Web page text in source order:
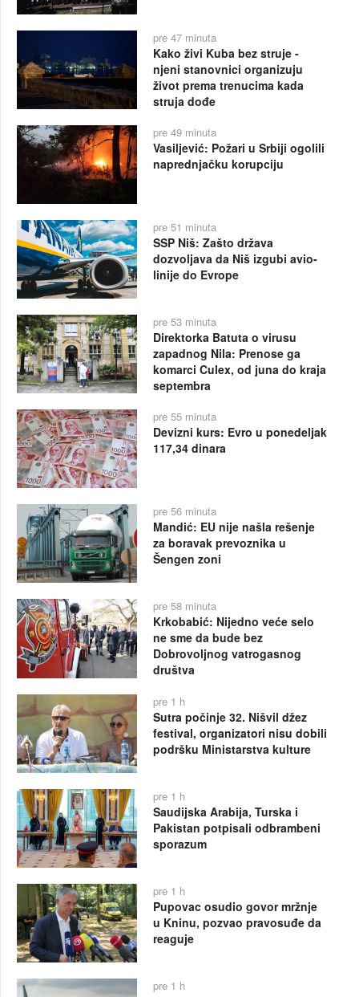
pre 47 minuta
Kako živi Kuba bez struje -
njeni stanovnici organizuju
život prema trenucima kada
struja dođe
pre 49 minuta
Vasiljević: Požari u Srbiji ogolili
naprednjačku korupciju
pre 51 minuta
SSP Niš: Zašto država
dozvoljava da Niš izgubi avio-
linije do Evrope
pre 53 minuta
Direktorka Batuta o virusu
zapadnog Nila: Prenose ga
komarci Culex, od juna do kraja
septembra
pre 55 minuta
Devizni kurs: Evro u ponedeljak
117,34 dinara
pre 56 minuta
Mandić: EU nije našla rešenje
za boravak prevoznika u
Šengen zoni
pre 58 minuta
Krkobabić: Nijedno veće selo
ne sme da bude bez
Dobrovoljnog vatrogasnog
društva
pre 1 h
Sutra počinje 32. Nišvil džez
festival, organizatori nisu dobili
podršku Ministarstva kulture
pre 1 h
Saudijska Arabija, Turska i
Pakistan potpisali odbrambeni
sporazum
pre 1 h
Pupovac osudio govor mržnje
u Kninu, pozvao pravosuđe da
reaguje
pre 1 h